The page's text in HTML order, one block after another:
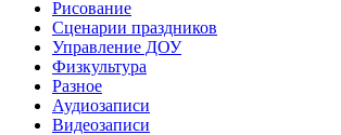
Рисование
Сценарии праздников
Управление ДОУ
Физкультура
Разное
Аудиозаписи
Видеозаписи